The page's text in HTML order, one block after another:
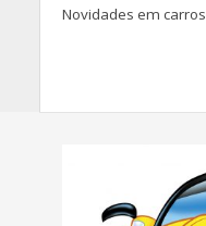
Novidades em carros